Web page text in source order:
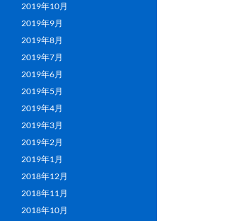
2019年10月
2019年9月
2019年8月
2019年7月
2019年6月
2019年5月
2019年4月
2019年3月
2019年2月
2019年1月
2018年12月
2018年11月
2018年10月